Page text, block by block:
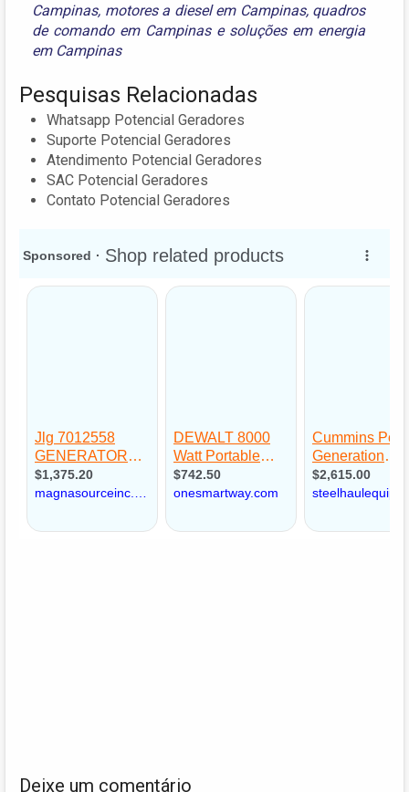
Campinas, motores a diesel em Campinas, quadros
de comando em Campinase soluções em energia
em Campinas
Pesquisas Relacionadas
Whatsapp Potencial Geradores
Suporte Potencial Geradores
Atendimento Potencial Geradores
SAC Potencial Geradores
Contato Potencial Geradores
Deixe um comentário